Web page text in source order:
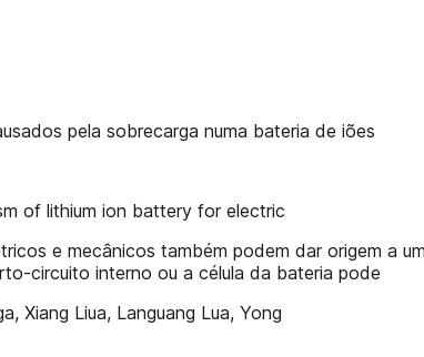
pela sobrecarga numa bateria de iões
of lithium ion battery for electric
e mecânicos também podem dar origem a
circuito interno ou a célula da bateria pode
Xiang Liua, Languang Lua, Yong